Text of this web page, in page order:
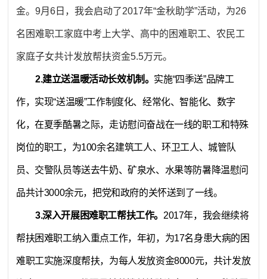
金。9月6日，我会启动了2017年“金秋助学”活动，为26
名困难职工家庭中考上大学、高中的困难职工、农民工
家庭子女共计发放帮扶资金5.5万元。
2.建立送温暖活动长效机制。 实施“四季送”品牌工
作，实现“送温暖”工作制度化、经常化、智能化、数字
化，在夏季酷暑之际，走访慰问奋战在一线的职工和特殊
岗位的职工，为100余名建筑工人、环卫工人、城管队
员、交警队员等送去牛奶、矿泉水、水果等防暑降温慰问
品共计3000余元，把党和政府的关怀送到了一线。
3.深入开展困难职工帮扶工作。 2017年，我会继续将
帮扶困难职工纳入重点工作，年初，为17名身患大病的困
难职工实施深度帮扶，为每人发放资金8000元，共计发放